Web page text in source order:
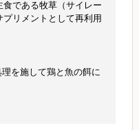
である牧草（サイレー
リメントとして再利用
を施して鶏と魚の餌に